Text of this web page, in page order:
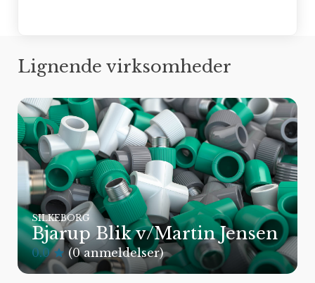
Lignende virksomheder
SILKEBORG
Bjarup Blik v/Martin Jensen
0.0 (0 anmeldelser)